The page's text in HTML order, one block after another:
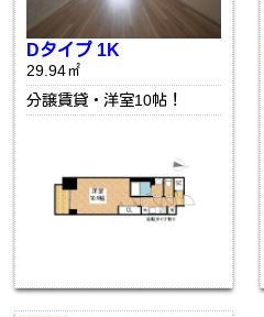
Dタイプ 1K
29.94㎡
分譲賃貸・洋室10帖！